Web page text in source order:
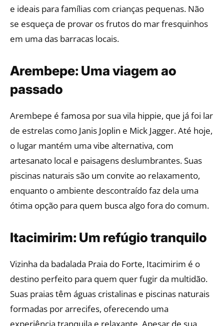
e ideais para famílias com crianças pequenas. Não
se esqueça de provar os frutos do mar fresquinhos
em uma das barracas locais.
Arembepe: Uma viagem ao
passado
Arembepe é famosa por sua vila hippie, que já foi lar
de estrelas como Janis Joplin e Mick Jagger. Até hoje,
o lugar mantém uma vibe alternativa, com
artesanato local e paisagens deslumbrantes. Suas
piscinas naturais são um convite ao relaxamento,
enquanto o ambiente descontraído faz dela uma
ótima opção para quem busca algo fora do comum.
Itacimirim: Um refúgio tranquilo
Vizinha da badalada Praia do Forte, Itacimirim é o
destino perfeito para quem quer fugir da multidão.
Suas praias têm águas cristalinas e piscinas naturais
formadas por arrecifes, oferecendo uma